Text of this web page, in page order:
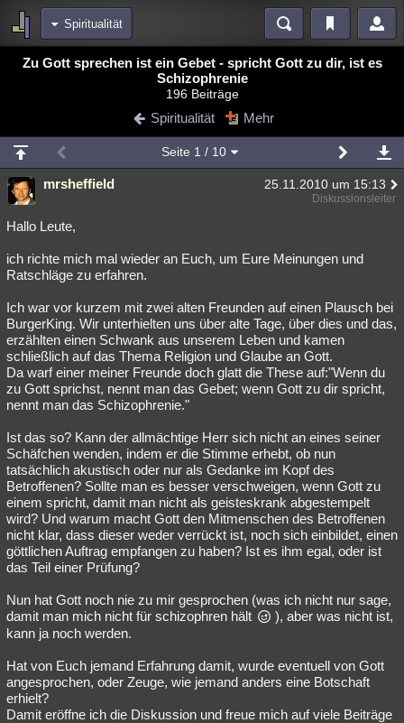
Spiritualität
Bereiche
Diskussionen Blogs Videos
Neuigkeiten
meine Rubriken
Menschen Wissenschaft Politik Mystery Kriminalfälle
Spiritualität
weitere Rubriken
Astronomie Helpdesk Gaming
Musik Clash Verbesserungen Allmystery English
Übersichten
Lesenswert Schlüsselwörter
Zu Gott sprechen ist ein Gebet - spricht Gott zu dir, ist es
Schizophrenie
196 Beiträge
Spiritualität Mehr
Seite 1 / 10
mrsheffield 25.11.2010 um 15:13
Diskussionsleiter
Hallo Leute,
ich richte mich mal wieder an Euch, um Eure Meinungen und
Ratschläge zu erfahren.
Ich war vor kurzem mit zwei alten Freunden auf einen Plausch bei
BurgerKing. Wir unterhielten uns über alte Tage, über dies und das,
erzählten einen Schwank aus unserem Leben und kamen
schließlich auf das Thema Religion und Glaube an Gott.
Da warf einer meiner Freunde doch glatt die These auf:"Wenn du
zu Gott sprichst, nennt man das Gebet; wenn Gott zu dir spricht,
nennt man das Schizophrenie."
Ist das so? Kann der allmächtige Herr sich nicht an eines seiner
Schäfchen wenden, indem er die Stimme erhebt, ob nun
tatsächlich akustisch oder nur als Gedanke im Kopf des
Betroffenen? Sollte man es besser verschweigen, wenn Gott zu
einem spricht, damit man nicht als geisteskrank abgestempelt
wird? Und warum macht Gott den Mitmenschen des Betroffenen
nicht klar, dass dieser weder verrückt ist, noch sich einbildet, einen
göttlichen Auftrag empfangen zu haben? Ist es ihm egal, oder ist
das Teil einer Prüfung?
Nun hat Gott noch nie zu mir gesprochen (was ich nicht nur sage,
damit man mich nicht für schizophren hält
), aber was nicht ist,
kann ja noch werden.
Hat von Euch jemand Erfahrung damit, wurde eventuell von Gott
angesprochen, oder Zeuge, wie jemand anders eine Botschaft
erhielt?
Damit eröffne ich die Diskussion und freue mich auf viele Beiträge